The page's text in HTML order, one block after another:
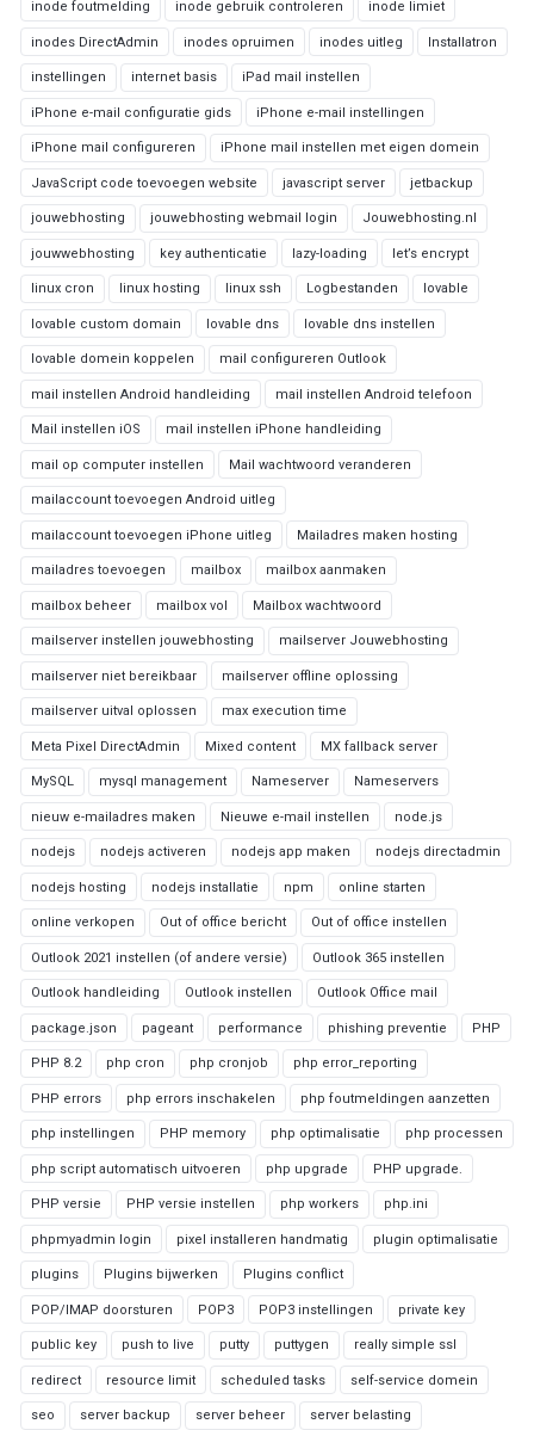
inode foutmelding inode gebruik controleren inode limiet
inodes DirectAdmin inodes opruimen inodes uitleg Installatron
instellingen internet basis iPad mail instellen
iPhone e-mail configuratie gids iPhone e-mail instellingen
iPhone mail configureren iPhone mail instellen met eigen domein
JavaScript code toevoegen website javascript server jetbackup
jouwebhosting jouwebhosting webmail login Jouwebhosting.nl
jouwwebhosting key authenticatie lazy-loading let’s encrypt
linux cron linux hosting linux ssh Logbestanden lovable
lovable custom domain lovable dns lovable dns instellen
lovable domein koppelen mail configureren Outlook
mail instellen Android handleiding mail instellen Android telefoon
Mail instellen iOS mail instellen iPhone handleiding
mail op computer instellen Mail wachtwoord veranderen
mailaccount toevoegen Android uitleg
mailaccount toevoegen iPhone uitleg Mailadres maken hosting
mailadres toevoegen mailbox mailbox aanmaken
mailbox beheer mailbox vol Mailbox wachtwoord
mailserver instellen jouwebhosting mailserver Jouwebhosting
mailserver niet bereikbaar mailserver offline oplossing
mailserver uitval oplossen max execution time
Meta Pixel DirectAdmin Mixed content MX fallback server
MySQL mysql management Nameserver Nameservers
nieuw e-mailadres maken Nieuwe e-mail instellen node.js
nodejs nodejs activeren nodejs app maken nodejs directadmin
nodejs hosting nodejs installatie npm online starten
online verkopen Out of office bericht Out of office instellen
Outlook 2021 instellen (of andere versie) Outlook 365 instellen
Outlook handleiding Outlook instellen Outlook Office mail
package.json pageant performance phishing preventie PHP
PHP 8.2 php cron php cronjob php error_reporting
PHP errors php errors inschakelen php foutmeldingen aanzetten
php instellingen PHP memory php optimalisatie php processen
php script automatisch uitvoeren php upgrade PHP upgrade.
PHP versie PHP versie instellen php workers php.ini
phpmyadmin login pixel installeren handmatig plugin optimalisatie
plugins Plugins bijwerken Plugins conflict
POP/IMAP doorsturen POP3 POP3 instellingen private key
public key push to live putty puttygen really simple ssl
redirect resource limit scheduled tasks self-service domein
seo server backup server beheer server belasting